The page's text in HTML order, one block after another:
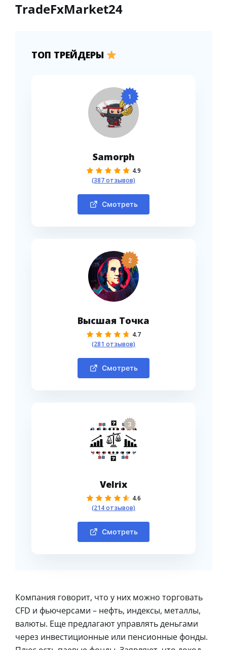
TradeFxMarket24
ТОП ТРЕЙДЕРЫ
1
Samorph
4.9
(387 отзывов)
Смотреть
2
Высшая Точка
4.7
(281 отзывов)
Смотреть
3
Velrix
4.6
(214 отзывов)
Смотреть
Компания говорит, что у них можно торговать
CFD и фьючерсами – нефть, индексы, металлы,
валюты. Еще предлагают управлять деньгами
через инвестиционные или пенсионные фонды.